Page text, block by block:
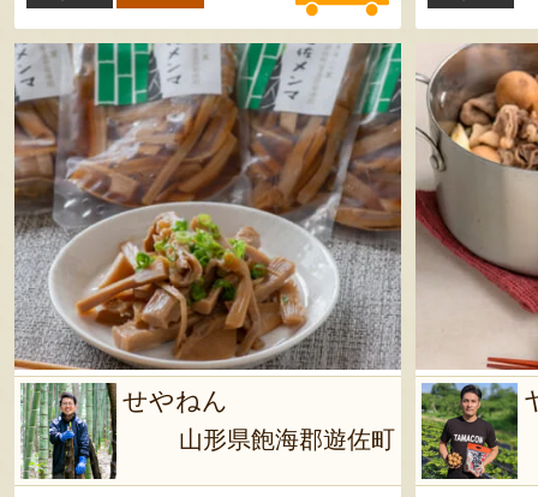
製造日より1年 ※
ヶ月以
せやねん
山形県飽海郡遊佐町